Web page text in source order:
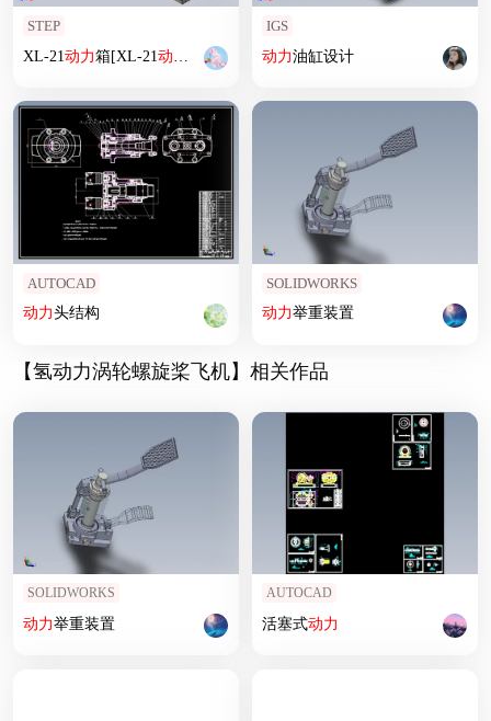
STEP
XL-21动力箱[XL-21动力 箱]
IGS
动力油缸设计
AUTOCAD
动力头结构
SOLIDWORKS
动力举重装置
【氢动力涡轮螺旋桨飞机】相关作品
SOLIDWORKS
动力举重装置
AUTOCAD
活塞式动力